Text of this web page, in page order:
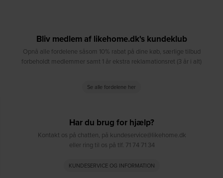
Bliv medlem af likehome.dk's kundeklub
Opnå alle fordelene såsom 10% rabat på dine køb, særlige tilbud
forbeholdt medlemmer samt 1 år ekstra reklamationsret (3 år i alt)
Se alle fordelene her
Har du brug for hjælp?
Kontakt os på chatten, på kundeservice@likehome.dk
eller ring til os på tlf. 71 74 71 34
KUNDESERVICE OG INFORMATION